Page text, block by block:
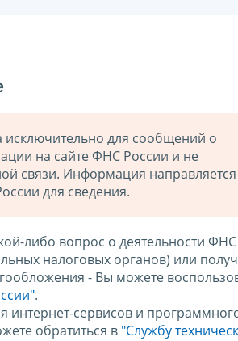
для сообщений о
на сайте ФНС России и не
связи. Информация направляется
для сведения.
либо вопрос о деятельности ФНС
налоговых органов) или
- Вы можете
.
сервисов и
обратиться в "Службу